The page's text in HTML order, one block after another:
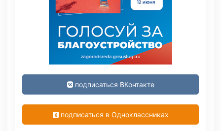
подписаться ВКонтакте
подписаться в Одноклассниках